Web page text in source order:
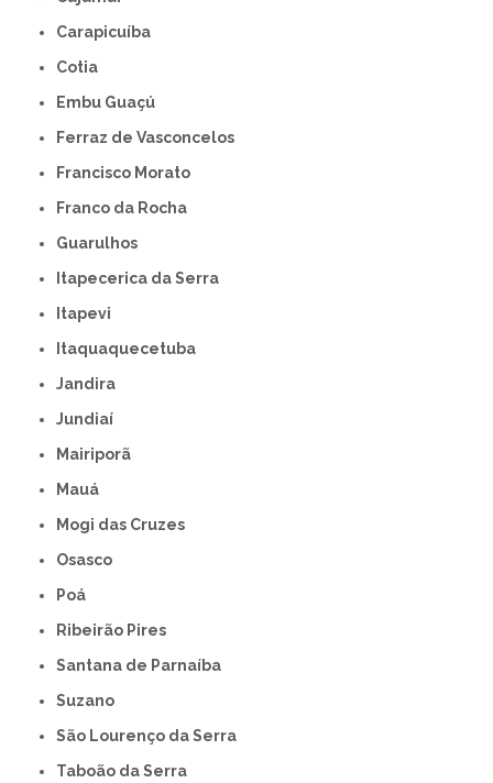
Carapicuíba
Cotia
Embu Guaçú
Ferraz de Vasconcelos
Francisco Morato
Franco da Rocha
Guarulhos
Itapecerica da Serra
Itapevi
Itaquaquecetuba
Jandira
Jundiaí
Mairiporã
Mauá
Mogi das Cruzes
Osasco
Poá
Ribeirão Pires
Santana de Parnaíba
Suzano
São Lourenço da Serra
Taboão da Serra